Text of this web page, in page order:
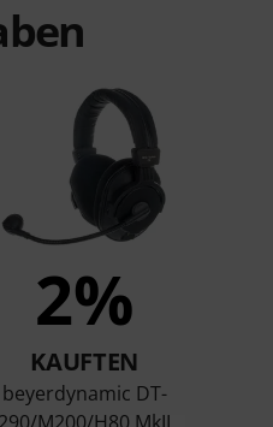
2%
KAUFTEN
beyerdynamic DT-